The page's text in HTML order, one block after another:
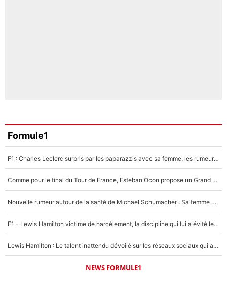
Formule1
F1 : Charles Leclerc surpris par les paparazzis avec sa femme, les rumeurs étaient vraies !
Comme pour le final du Tour de France, Esteban Ocon propose un Grand Prix de Formule 1 à Paris : «Autour de l’Arc de Triomphe, ce serait génial» !
Nouvelle rumeur autour de la santé de Michael Schumacher : Sa femme Corinna sort du silence
F1 - Lewis Hamilton victime de harcèlement, la discipline qui lui a évité le pire : «J'aurais probablement mal tourné»
Lewis Hamilton : Le talent inattendu dévoilé sur les réseaux sociaux qui a impressionné Kim Kardashian pendant leurs vacances en amoureux !
NEWS FORMULE1